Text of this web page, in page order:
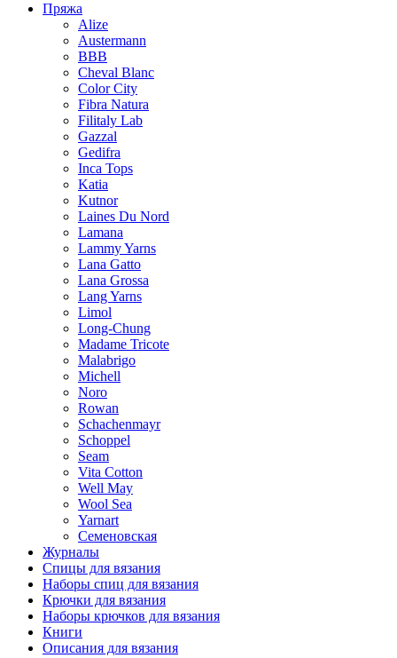
Пряжа
Alize
Austermann
BBB
Cheval Blanc
Color City
Fibra Natura
Filitaly Lab
Gazzal
Gedifra
Inca Tops
Katia
Kutnor
Laines Du Nord
Lamana
Lammy Yarns
Lana Gatto
Lana Grossa
Lang Yarns
Limol
Long-Chung
Madame Tricote
Malabrigo
Michell
Noro
Rowan
Schachenmayr
Schoppel
Seam
Vita Cotton
Well May
Wool Sea
Yarnart
Семеновская
Журналы
Спицы для вязания
Наборы спиц для вязания
Крючки для вязания
Наборы крючков для вязания
Книги
Описания для вязания